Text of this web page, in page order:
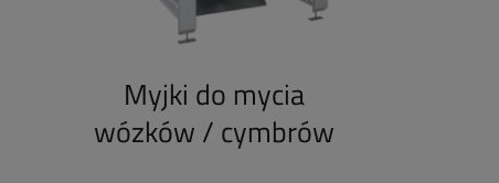
Myjki do mycia
wózków / cymbrów